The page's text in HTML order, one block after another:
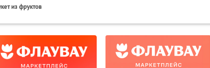
из фруктов